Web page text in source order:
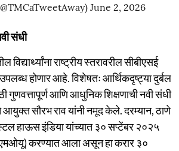
(@TMCaTweetAway) June 2, 2026
संधी
विद्यार्थ्यांना राष्ट्रीय स्तरावरील सीबीएसई
होणार आहे. विशेषतः आर्थिकदृष्ट्या दुर्बल
गुणवत्तापूर्ण आणि आधुनिक शिक्षणाची नवी संधी
आयुक्त सौरभ राव यांनी नमूद केले. दरम्यान, ठाणे
हाऊस इंडिया यांच्यात ३० सप्टेंबर २०२५
करण्यात आला असून हा करार ३०